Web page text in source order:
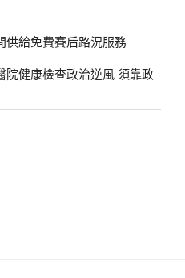
供給免費賽后路況服務
院健康檢查政治逆風 須靠政